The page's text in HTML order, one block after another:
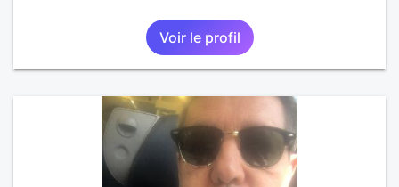
Voir le profil